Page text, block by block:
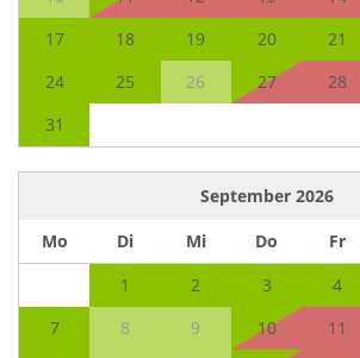
17
18 19 20 21
24
25 26 27 28
31
September 2026
Mo
Di Mi Do Fr
1
2 3 4
7
8 9 10 11